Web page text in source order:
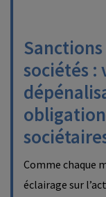
sociétés :
Comme chaque
éclairage sur